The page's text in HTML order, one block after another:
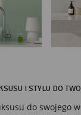
I STYLU DO
do swojego